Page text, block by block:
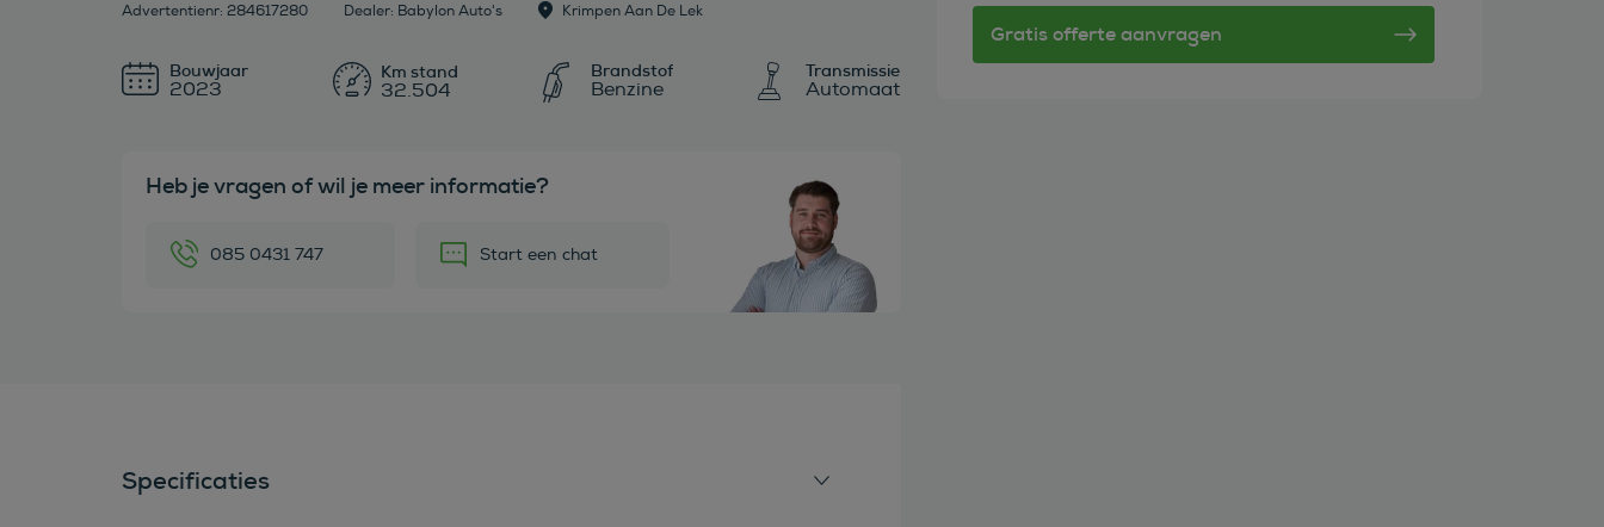
Advertentienr: 284617280 Dealer: Babylon Auto's Krimpen Aan De Lek
Bouwjaar
2023 32.504
Brandstof
Benzine
Transmissie
Automaat
Heb je vragen of wil je meer informatie?
085 0431 747 Start een chat
Specificaties